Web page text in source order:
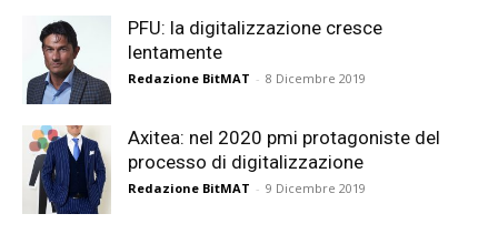
PFU: la digitalizzazione cresce
lentamente
Redazione BitMAT - 8 Dicembre 2019
Axitea: nel 2020 pmi protagoniste del
processo di digitalizzazione
Redazione BitMAT - 9 Dicembre 2019